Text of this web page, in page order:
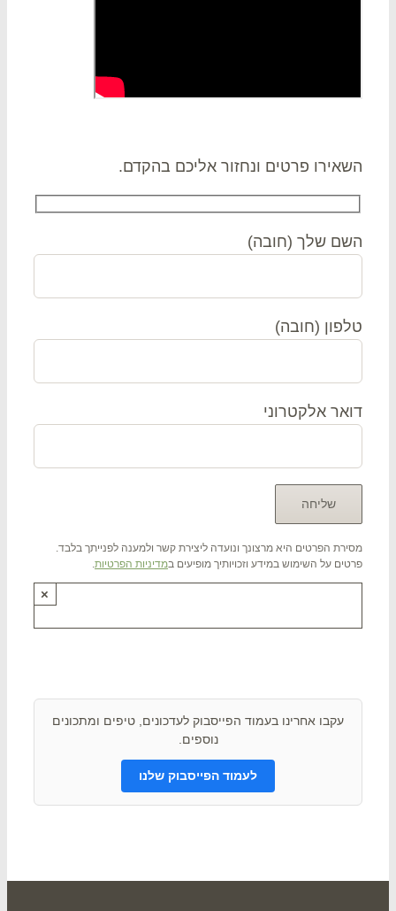
פרטים ונחזור אליכם בהקדם.
שלך (חובה)
(חובה)
אלקטרוני
הפרטים היא מרצונך ונועדה ליצירת קשר ולמענה לפנייתך בלבד.
על השימוש במידע וזכויותיך מופיעים ב מדיניות הפרטיות.
עקבו אחרינו בעמוד הפייסבוק לעדכונים, טיפים ומתכונים
לעמוד הפייסבוק שלנו